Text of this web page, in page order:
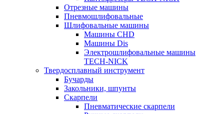
Отрезные машины
Пневмошлифовальные
Шлифовальные машины
Машины CHD
Машины Dis
Электрошлифовальные машины
TECH-NICK
Твердосплавный инструмент
Бучарды
Закольники, шпунты
Скарпели
Пневматические скарпели